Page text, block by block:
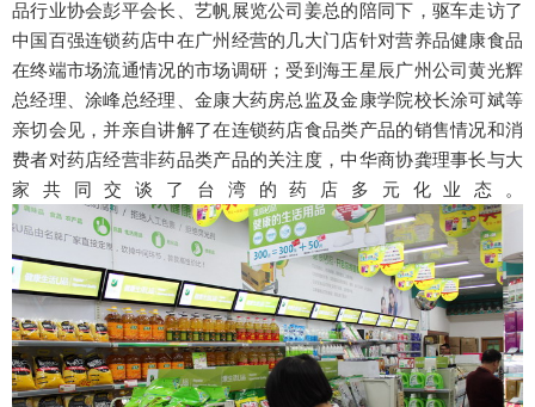
品行业协会彭平会长、艺帆展览公司姜总的陪同下，驱车走访了
中国百强连锁药店中在广州经营的几大门店针对营养品健康食品
在终端市场流通情况的市场调研；受到海王星辰广州公司黄光辉
总经理、涂峰总经理、金康大药房总监及金康学院校长涂可斌等
亲切会见，并亲自讲解了在连锁药店食品类产品的销售情况和消
费者对药店经营非药品类产品的关注度，中华商协龚理事长与大
家共同交谈了台湾的药店多元化业态。